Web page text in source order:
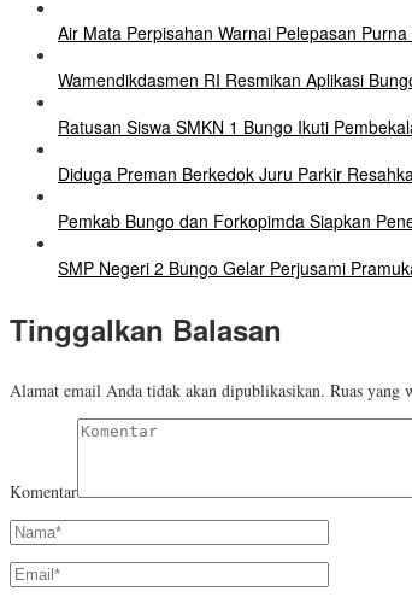
Air Mata Perpisahan Warnai Pelepasan
Wamendikdasmen RI Resmikan Aplikasi
Ratusan Siswa SMKN 1 Bungo Ikuti
Diduga Preman Berkedok Juru Parkir
Pemkab Bungo dan Forkopimda Siapkan
SMP Negeri 2 Bungo Gelar Perjusami
Tinggalkan Balasan
Alamat email Anda tidak akan dipublikasikan. Ruas yang
Komentar